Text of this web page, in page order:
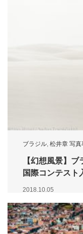
ブラジル, 松井章 写真
【幻想風景】
国際コンテスト
2018.10.05